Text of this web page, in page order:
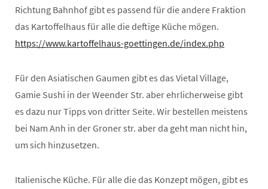
Richtung Bahnhof gibt es passend für die andere Fraktion
das Kartoffelhaus für alle die deftige Küche mögen.
https://www.kartoffelhaus-goettingen.de/index.php
Für den Asiatischen Gaumen gibt es das Vietal Village,
Gamie Sushi in der Weender Str. aber ehrlicherweise gibt
es dazu nur Tipps von dritter Seite. Wir bestellen meistens
bei Nam Anh in der Groner str. aber da geht man nicht hin,
um sich hinzusetzen.
Italienische Küche. Für alle die das Konzept mögen, gibt es